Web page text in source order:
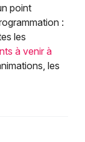
point
:
les
à venir à
les